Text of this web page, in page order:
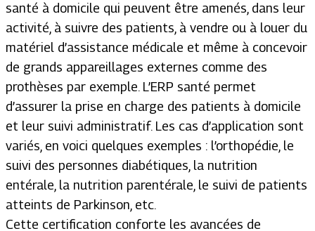
santé à domicile qui peuvent être amenés, dans leur
activité, à suivre des patients, à vendre ou à louer du
matériel d’assistance médicale et même à concevoir
de grands appareillages externes comme des
prothèses par exemple. L’ERP santé permet
d’assurer la prise en charge des patients à domicile
et leur suivi administratif. Les cas d’application sont
variés, en voici quelques exemples : l’orthopédie, le
suivi des personnes diabétiques, la nutrition
entérale, la nutrition parentérale, le suivi de patients
atteints de Parkinson, etc.
Cette certification conforte les avancées de